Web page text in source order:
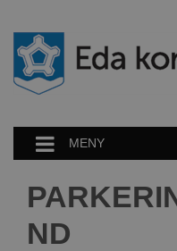
MENY
ND